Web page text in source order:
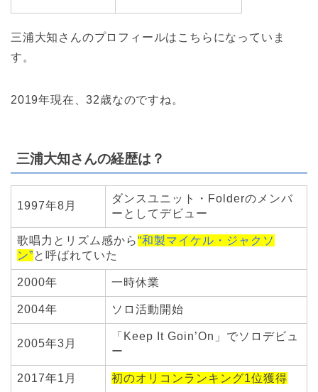
三浦大知さんのプロフィールはこちらになっていま
す。
2019年現在、32歳なのですね。
三浦大知さんの経歴は？
1997年8月
ダンスユニット・Folderのメンバ
ーとしてデビュー
歌唱力とリズム感から“和製マイケル・ジャクソ
ン”と呼ばれていた
2000年 一時休業
2004年 ソロ活動開始
2005年3月
「Keep It Goin’On」でソロデビュ
ー
2017年1月 初のオリコンランキング1位獲得